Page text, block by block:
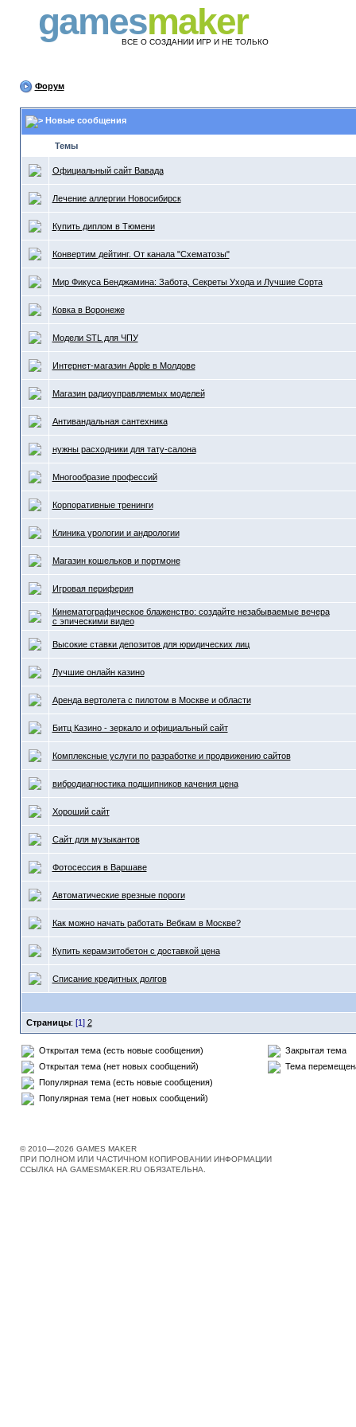
gamesmaker
ВСЕ О СОЗДАНИИ ИГР И НЕ ТОЛЬКО
Форум
Новые сообщения
Темы
Официальный сайт Вавада
Лечение аллергии Новосибирск
Купить диплом в Тюмени
Конвертим дейтинг. От канала "Схематозы"
Мир Фикуса Бенджамина: Забота, Секреты Ухода и Лучшие Сорта
Ковка в Воронеже
Модели STL для ЧПУ
Интернет-магазин Apple в Молдове
Магазин радиоуправляемых моделей
Антивандальная сантехника
нужны расходники для тату-салона
Многообразие профессий
Корпоративные тренинги
Клиника урологии и андрологии
Mагазин кошельков и портмоне
Игровая периферия
Кинематографическое блаженство: создайте незабываемые вечера
с эпическими видео
Высокие ставки депозитов для юридических лиц
Лучшие онлайн казино
Аренда вертолета с пилотом в Москве и области
Битц Казино - зеркало и официальный сайт
Комплексные услуги по разработке и продвижению сайтов
вибродиагностика подшипников качения цена
Хороший сайт
Cайт для музыкантов
Фотосессия в Варшаве
Автоматические врезные пороги
Как можно начать работать Вебкам в Москве?
Купить керамзитобетон с доставкой цена
Списание кредитных долгов
Страницы: [1] 2
Открытая тема (есть новые сообщения)
Закрытая тема
Открытая тема (нет новых сообщений)
Тема
Популярная тема (есть новые сообщения)
Популярная тема (нет новых сообщений)
© 2010—2026 GAMES MAKER
ПРИ ПОЛНОМ ИЛИ ЧАСТИЧНОМ КОПИРОВАНИИ ИНФОРМАЦИИ
ССЫЛКА НА GAMESMAKER.RU ОБЯЗАТЕЛЬНА.